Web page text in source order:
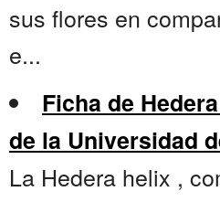
sus flores en
e...
Ficha de
de la Universidad
La Hedera helix ,